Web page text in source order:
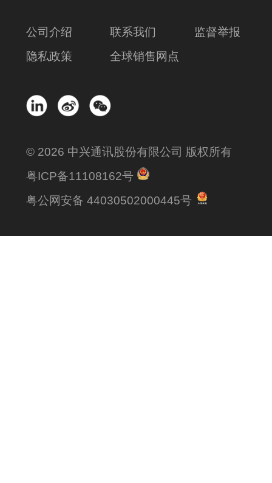
公司介绍 联系我们
监督举报
隐私政策
全球销售网点
© 2026 中兴通讯股份有限公司 版权所有
粤ICP备11108162号
粤公网安备 44030502000445号